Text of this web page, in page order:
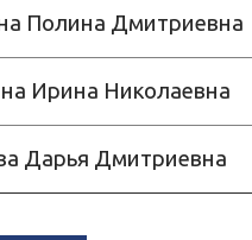
Полина Дмитриевна
Ирина Николаевна
Дарья Дмитриевна